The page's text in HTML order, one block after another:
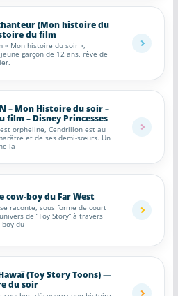
(Mon histoire du
du film
« Mon histoire du soir »,
garçon de 12 ans, rêve de
– Mon Histoire du soir –
film – Disney Princesses
est orpheline, Cendrillon est au
et de ses demi-sœurs. Un
la
cow-boy du Far West
raconte, sous forme de court
de “Toy Story” à travers
boy du
(Toy Story Toons) —
du soir